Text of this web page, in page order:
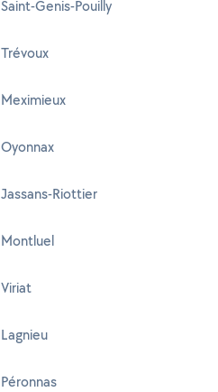
Genis-Pouilly
Riottier